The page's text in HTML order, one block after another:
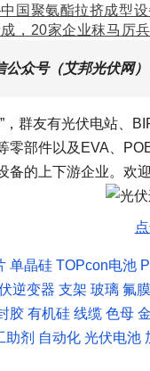
国聚氨酯拉挤成型
，20家企业秣马厉兵
公众号（艾邦光伏网）
，群友有光伏电站、
零部件以及EVA、
备的上下游企业。欢
单晶硅 TOPcon电池
逆变器 支架 玻璃 氟膜
胶 有机硅 线缆 色母
助剂 自动化 光伏电池